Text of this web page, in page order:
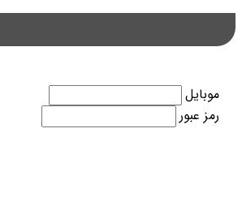
موبایل
رمز عبور